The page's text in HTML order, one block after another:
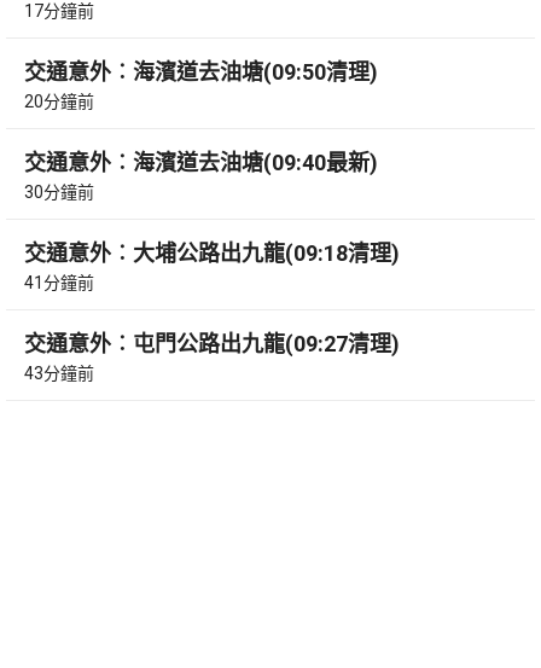
17分鐘前
交通意外︰海濱道去油塘(09:50清理)
20分鐘前
交通意外︰海濱道去油塘(09:40最新)
30分鐘前
交通意外︰大埔公路出九龍(09:18清理)
41分鐘前
交通意外︰屯門公路出九龍(09:27清理)
43分鐘前